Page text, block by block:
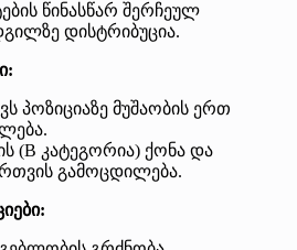
წინასწარ შერჩეულ
დისტრიბუცია.
პოზიციაზე მუშაობის ერთ
(B კატეგორია) ქონა და
გამოცდილება.